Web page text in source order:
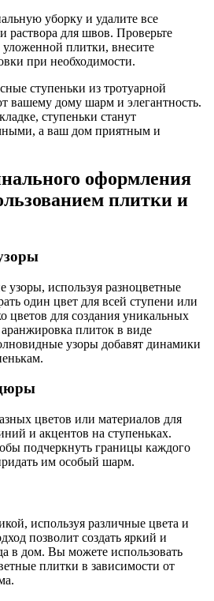
уборку и удалите все
раствора для швов. Проверьте
плитки, внесите
при необходимости.
ступеньки из тротуарной
вашему дому шарм и элегантность.
ступеньки станут
а ваш дом приятным и
оформления
плитки и
узоры, используя разноцветные
один цвет для всей ступени или
цветов для создания уникальных
плиток в виде
узоры добавят динамики
цветов или материалов для
и акцентов на ступеньках.
подчеркнуть границы каждого
им особый шарм.
используя различные цвета и
позволит создать яркий и
в дом. Вы можете использовать
плитки в зависимости от